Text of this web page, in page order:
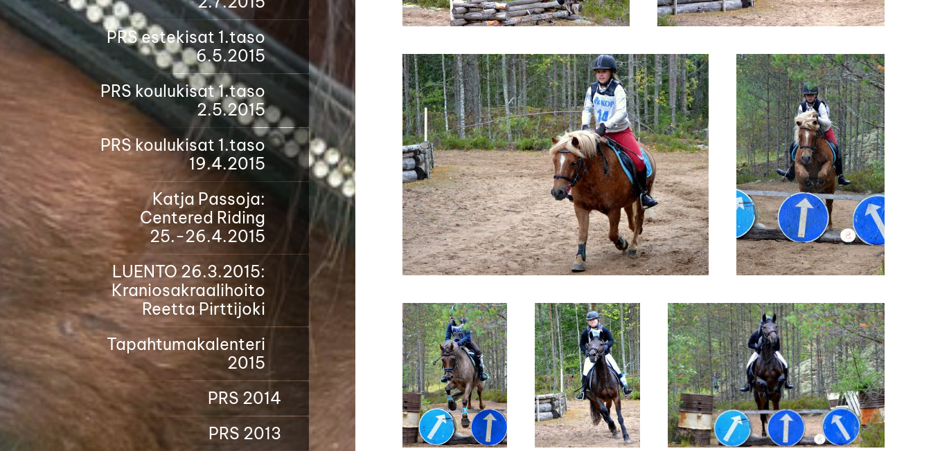
PRS estekisat 1.taso
6.5.2015
PRS koulukisat 1.taso
2.5.2015
PRS koulukisat 1.taso
19.4.2015
Katja Passoja:
Centered Riding
25.-26.4.2015
LUENTO 26.3.2015:
Kraniosakraalihoito
Reetta Pirttijoki
Tapahtumakalenteri
2015
PRS 2014
PRS 2013